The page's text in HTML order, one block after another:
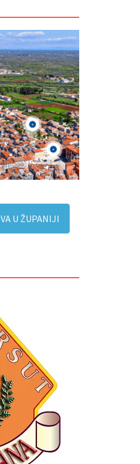
U ŽUPANIJI